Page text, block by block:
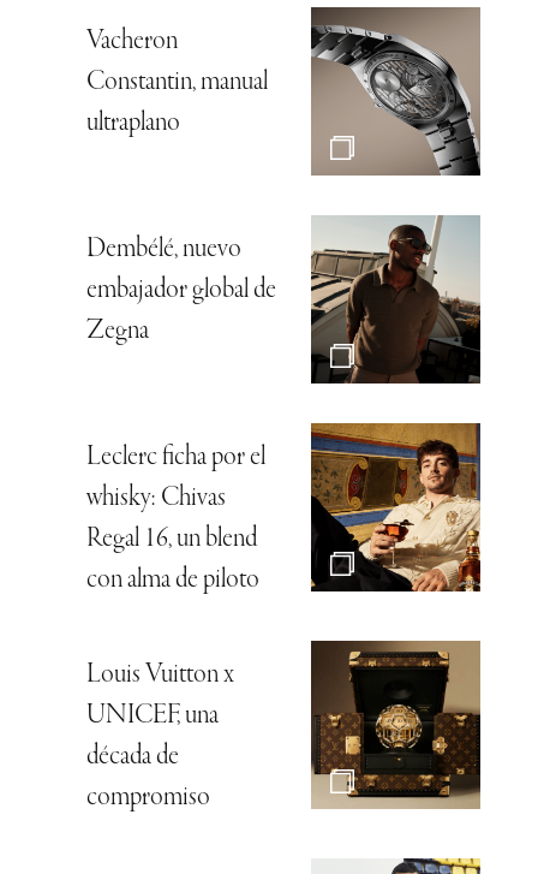
Vacheron
Constantin, manual
ultraplano
Dembélé, nuevo
embajador global de
Zegna
Leclerc ficha por el
whisky: Chivas
Regal 16, un blend
con alma de piloto
Louis Vuitton x
UNICEF, una
década de
compromiso